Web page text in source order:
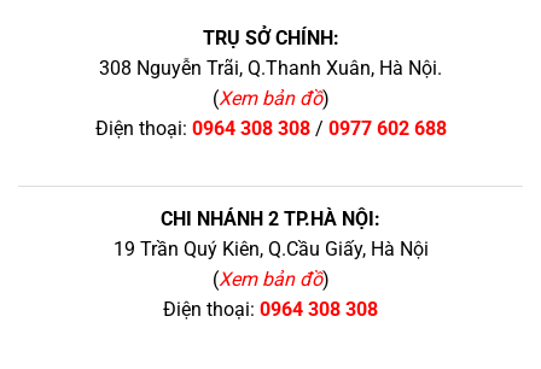
TRỤ SỞ CHÍNH:
308 Nguyễn Trãi, Q.Thanh Xuân, Hà Nội.
(Xem bản đồ)
Điện thoại: 0964 308 308/ 0977 602 688
CHI NHÁNH 2 TP.HÀ NỘI:
19 Trần Quý Kiên, Q.Cầu Giấy, Hà Nội
(Xem bản đồ)
Điện thoại: 0964 308 308